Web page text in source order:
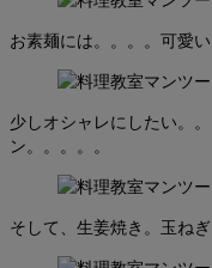
お素麺には。。。。可愛
少しオシャレにしたい。
ン。。。。。
そして、生姜焼き。玉ね